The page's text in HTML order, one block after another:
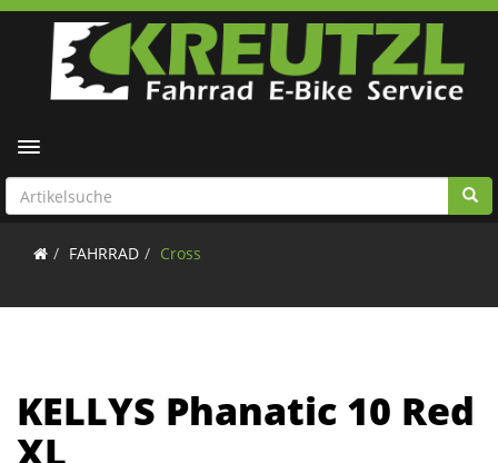
Toggle navigation
FAHRRAD Cross
KELLYS Phanatic 10 Red
XL